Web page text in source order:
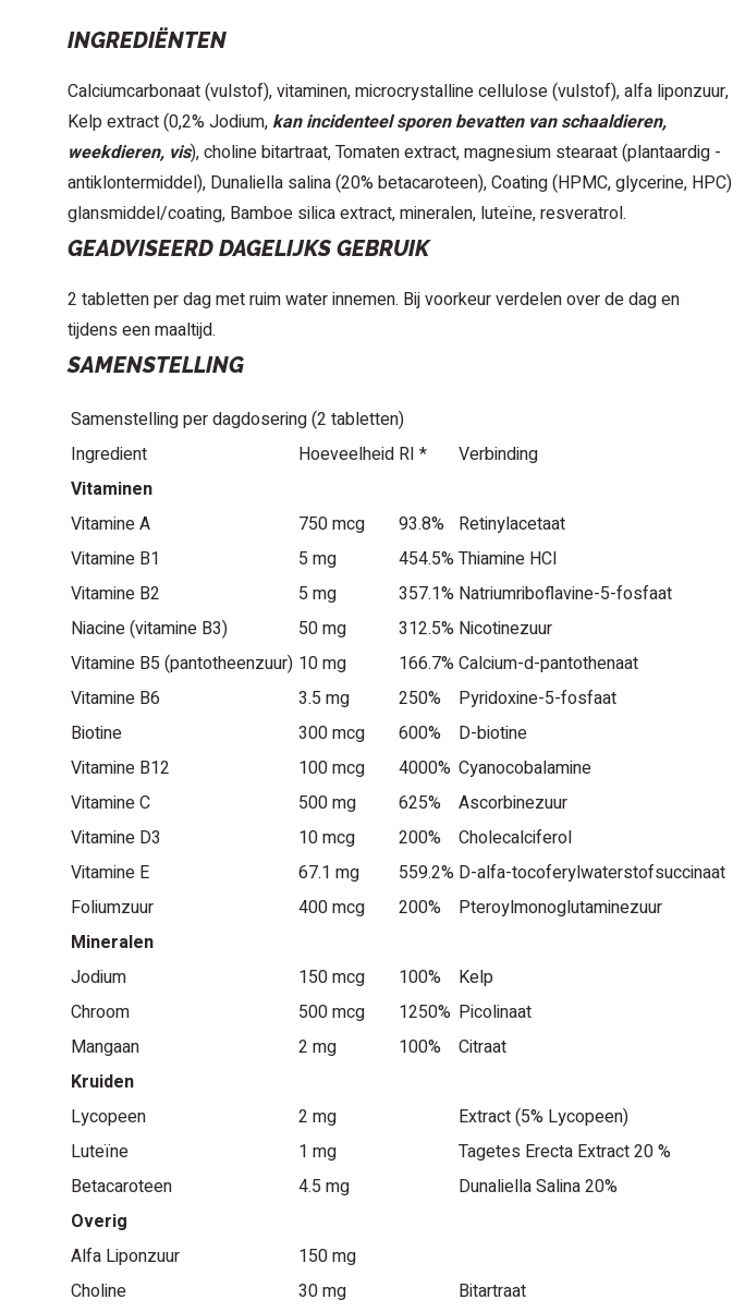
INGREDIËNTEN
Calciumcarbonaat (vulstof), vitaminen, microcrystalline cellulose (vulstof), alfa liponzuur,
Kelp extract (0,2% Jodium, kan incidenteel sporen bevatten van schaaldieren,
weekdieren, vis), choline bitartraat, Tomaten extract, magnesium stearaat (plantaardig -
antiklontermiddel), Dunaliella salina (20% betacaroteen), Coating (HPMC, glycerine, HPC)
glansmiddel/coating, Bamboe silica extract, mineralen, luteïne, resveratrol.
GEADVISEERD DAGELIJKS GEBRUIK
2 tabletten per dag met ruim water innemen. Bij voorkeur verdelen over de dag en
tijdens een maaltijd.
SAMENSTELLING
Samenstelling per dagdosering (2 tabletten)
Ingredient
Hoeveelheid RI *
Verbinding
Vitaminen
Vitamine A
750 mcg 93.8% Retinylacetaat
Vitamine B1
5 mg 454.5%Thiamine HCl
Vitamine B2
5 mg 357.1% Natriumriboflavine-5-fosfaat
Niacine (vitamine B3)
50 mg 312.5% Nicotinezuur
Vitamine B5 (pantotheenzuur) 10 mg 166.7%Calcium-d-pantothenaat
Vitamine B6
3.5 mg 250%
Pyridoxine-5-fosfaat
Biotine
300 mcg 600%
D-biotine
Vitamine B12
100 mcg 4000% Cyanocobalamine
Vitamine C
500 mg 625%
Ascorbinezuur
Vitamine D3
10 mcg 200%
Cholecalciferol
Vitamine E
67.1 mg 559.2% D-alfa-tocoferylwaterstofsuccinaat
Foliumzuur
400 mcg 200%
Pteroylmonoglutaminezuur
Mineralen
Jodium
150 mcg 100%
Kelp
Chroom
500 mcg 1250% Picolinaat
Mangaan
2 mg 100%
Citraat
Kruiden
Lycopeen
2 mg
Extract (5% Lycopeen)
Luteïne
1 mg
Tagetes Erecta Extract 20 %
Betacaroteen
4.5 mg
Dunaliella Salina 20%
Overig
Alfa Liponzuur
150 mg
Choline
30 mg
Bitartraat